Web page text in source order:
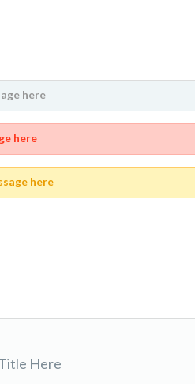
here
here
here
Here